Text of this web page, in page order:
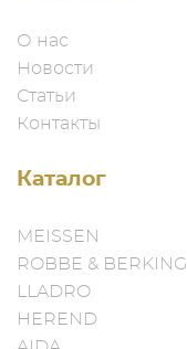
О нас
Новости
Статьи
Контакты
Каталог
MEISSEN
ROBBE & BERKING
LLADRO
HEREND